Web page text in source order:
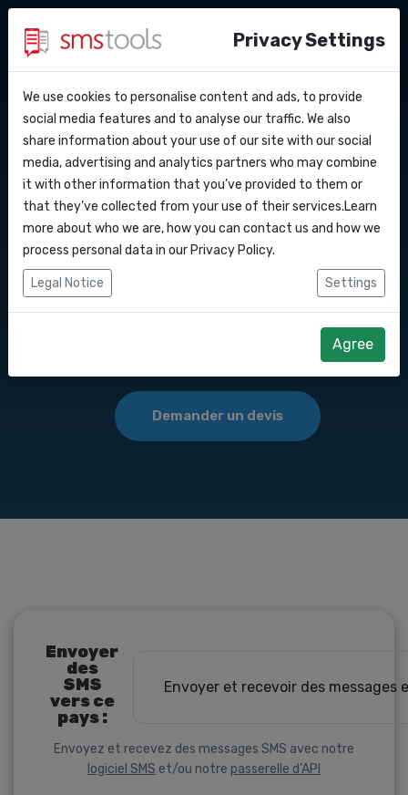
API Docs
Webhooks
Intégrations
Zapier
Pourquoi smstools ?
Blog
Service level agreement
Contact
Demander une offre
Envoyer des SMS en
masse vers ce pays :
Logiciel de marketing SMS ou passerelle
d'API SMS pour envoyer des SMS vers ce
Demander un devis
Envoyer
des
SMS
vers ce
pays :
Envoyer et recevoir des messages
Envoyez et recevez des messages SMS avec notre
logiciel SMS et/ou notre passerelle d’API
Privacy Settings
We use cookies to personalise content and ads, to provide
social media features and to analyse our traffic. We also
share information about your use of our site with our social
media, advertising and analytics partners who may combine
it with other information that you’ve provided to them or
that they’ve collected from your use of their services.Learn
more about who we are, how you can contact us and how we
process personal data in our Privacy Policy.
Legal Notice Settings
Agree